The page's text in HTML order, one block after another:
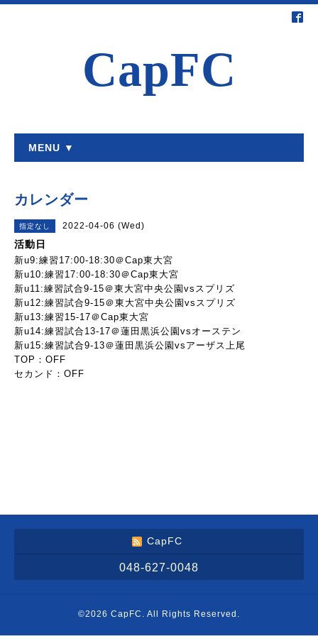
CapFC
MENU ▼
カレンダー
指定なし 2022-04-06 (Wed)
活動日
新u9:練習17:00-18:30＠Cap東大宮
新u10:練習17:00-18:30＠Cap東大宮
新u11:練習試合9-15＠東大宮中央公園vsスプリズ
新u12:練習試合9-15＠東大宮中央公園vsスプリズ
新u13:練習15-17＠Cap東大宮
新u14:練習試合13-17＠蓮田黒浜公園vsオーステン
新u15:練習試合9-13＠蓮田黒浜公園vsアーザス上尾
TOP：OFF
セカンド：OFF
CapFC
048-627-0048
©2026 CapFC . All Rights Reserved.